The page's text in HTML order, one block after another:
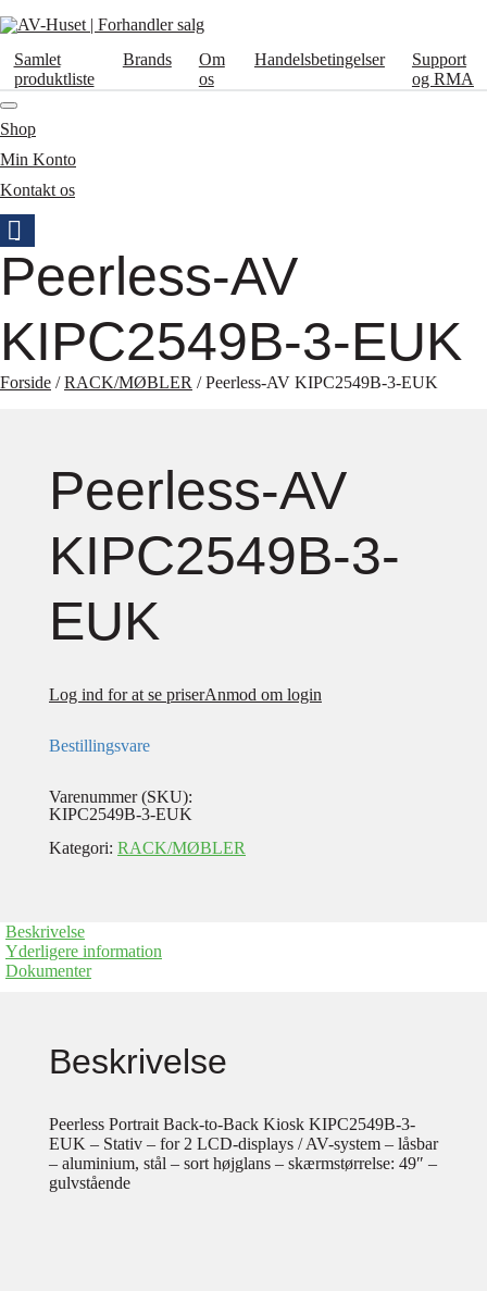
Samlet
produktliste
Brands
Om
os
Handelsbetingelser
Support
og RMA
Shop
Min Konto
Kontakt os
Peerless-AV
KIPC2549B-3-EUK
Forside /RACK/MØBLER / Peerless-AV KIPC2549B-3-EUK
Peerless-AV
KIPC2549B-3-
EUK
Log ind for at se priserAnmod om login
Bestillingsvare
Varenummer (SKU):
KIPC2549B-3-EUK
Kategori: RACK/MØBLER
Beskrivelse
Yderligere information
Dokumenter
Beskrivelse
Peerless Portrait Back-to-Back Kiosk KIPC2549B-3-
EUK – Stativ – for 2 LCD-displays / AV-system – låsbar
– aluminium, stål – sort højglans – skærmstørrelse: 49″ –
gulvstående